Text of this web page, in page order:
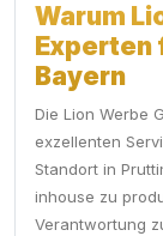
Warum
Experten
Bayern
Die Lion Werbe
exzellenten
Standort in
inhouse zu
Verantwortung